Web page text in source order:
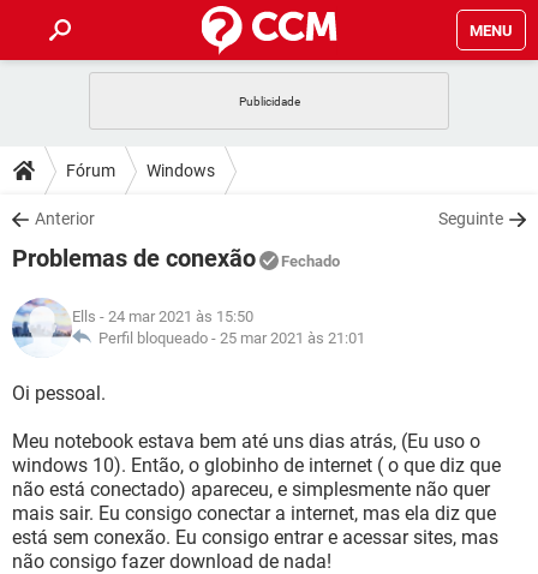
MENU
CELULAR
OUTLOOK
INSTAGRAM GMAIL
GUIA DE COMPRAS
DICAS
JOGOS
INSTAGRAM
GUIA DE COMPRAS
DOWNLOADS
JOGOS WHATSAPP
CELULAR
OUTLOOK EXCEL
INSTAGRAM
JOGOS
CELULAR
OUTLOOK
INSTAGRAM GMAIL
GUIA DE COMPRAS
GLOSSÁRIO
JOGOS
OUTLOOK EXCEL
INSTAGRAM GMAIL
GUIA DE COMPRAS
Fórum Windows
Anterior Seguinte
Problemas de conexão Fechado
Ells - 24 mar 2021 às 15:50
Perfil bloqueado - 25 mar 2021 às 21:01
Oi pessoal.
Meu notebook estava bem até uns dias atrás, (Eu uso o
windows 10). Então, o globinho de internet ( o que diz que
não está conectado) apareceu, e simplesmente não quer
mais sair. Eu consigo conectar a internet, mas ela diz que
está sem conexão. Eu consigo entrar e acessar sites, mas
não consigo fazer download de nada!